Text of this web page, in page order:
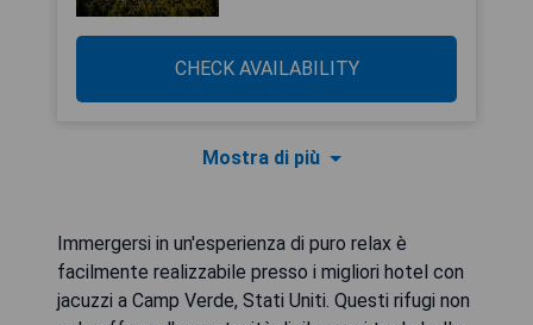
CHECK AVAILABILITY
Mostra di più
Immergersi in un'esperienza di puro relax è
facilmente realizzabile presso i migliori hotel con
jacuzzi a Camp Verde, Stati Uniti. Questi rifugi non